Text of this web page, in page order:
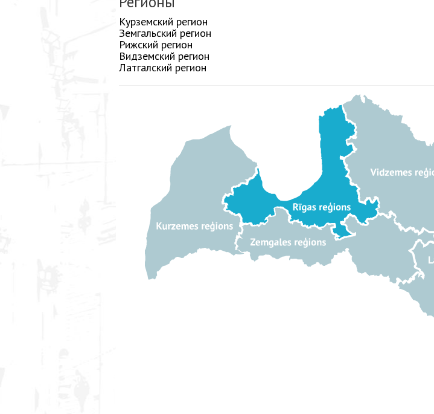
Курземский регион
Земгальский регион
Рижский регион
Видземский регион
Латгалский регион